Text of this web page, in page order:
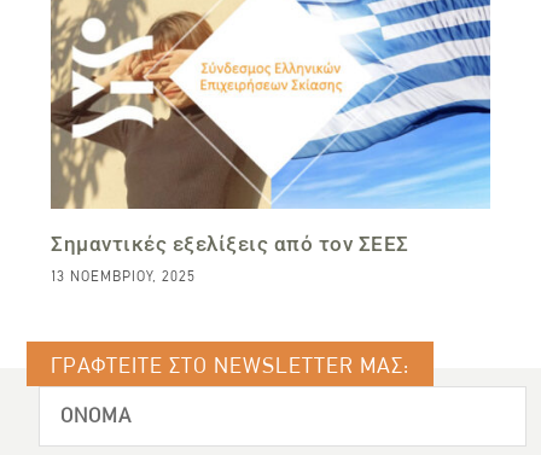
Σημαντικές εξελίξεις από τον ΣΕΕΣ
13 ΝΟΕΜΒΡΊΟΥ, 2025
ΓΡΑΦΤΕΙΤΕ ΣΤΟ NEWSLETTER ΜΑΣ: